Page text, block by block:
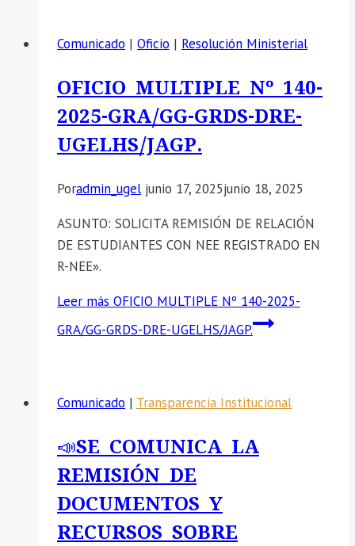
Comunicado | Oficio | Resolución Ministerial
OFICIO MULTIPLE Nº 140-
2025-GRA/GG-GRDS-DRE-
UGELHS/JAGP.
Poradmin_ugel junio 17, 2025junio 18, 2025
ASUNTO: SOLICITA REMISIÓN DE RELACIÓN
DE ESTUDIANTES CON NEE REGISTRADO EN
R-NEE».
Leer más OFICIO MULTIPLE Nº 140-2025-
GRA/GG-GRDS-DRE-UGELHS/JAGP.
Comunicado | Transparencia Institucional
📣SE COMUNICA LA
REMISIÓN DE
DOCUMENTOS Y
RECURSOS SOBRE